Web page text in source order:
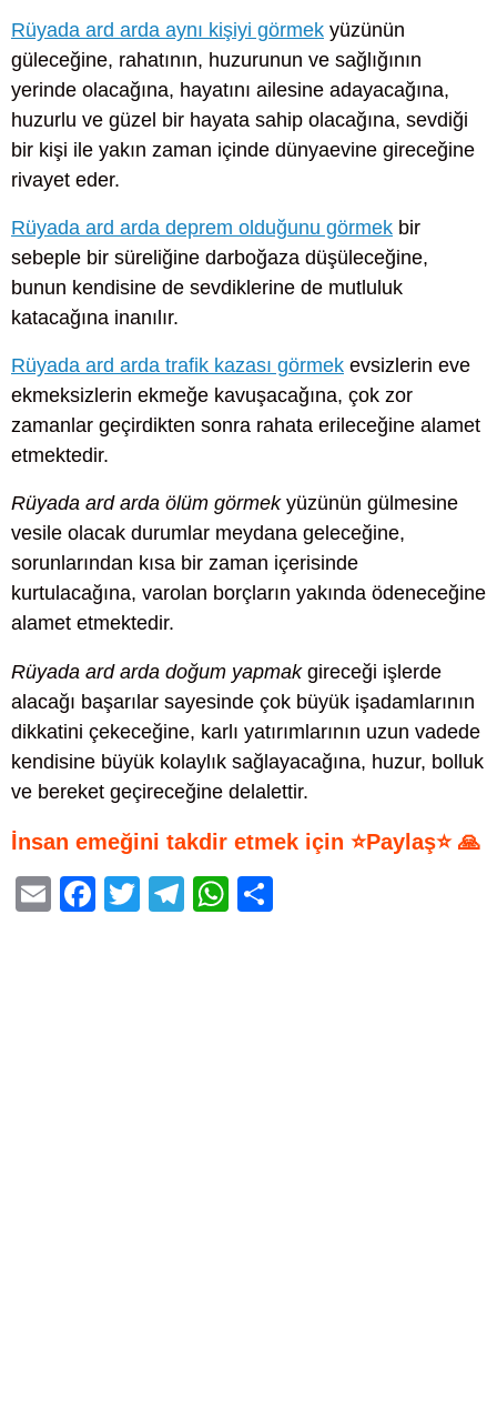
Rüyada ard arda aynı kişiyi görmek yüzünün
güleceğine, rahatının, huzurunun ve sağlığının
yerinde olacağına, hayatını ailesine adayacağına,
huzurlu ve güzel bir hayata sahip olacağına, sevdiği
bir kişi ile yakın zaman içinde dünyaevine gireceğine
rivayet eder.
Rüyada ard arda deprem olduğunu görmek bir
sebeple bir süreliğine darboğaza düşüleceğine,
bunun kendisine de sevdiklerine de mutluluk
katacağına inanılır.
Rüyada ard arda trafik kazası görmek evsizlerin eve
ekmeksizlerin ekmeğe kavuşacağına, çok zor
zamanlar geçirdikten sonra rahata erileceğine alamet
etmektedir.
Rüyada ard arda ölüm görmekyüzünün gülmesine
vesile olacak durumlar meydana geleceğine,
sorunlarından kısa bir zaman içerisinde
kurtulacağına, varolan borçların yakında ödeneceğine
alamet etmektedir.
Rüyada ard arda doğum yapmakgireceği işlerde
alacağı başarılar sayesinde çok büyük işadamlarının
dikkatini çekeceğine, karlı yatırımlarının uzun vadede
kendisine büyük kolaylık sağlayacağına, huzur, bolluk
ve bereket geçireceğine delalettir.
İnsan emeğini takdir etmek için ⭐Paylaş⭐ 🙏
E
F
T
T
W